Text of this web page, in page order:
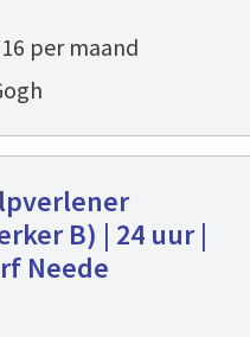
per maand
B) | 24 uur |
Neede